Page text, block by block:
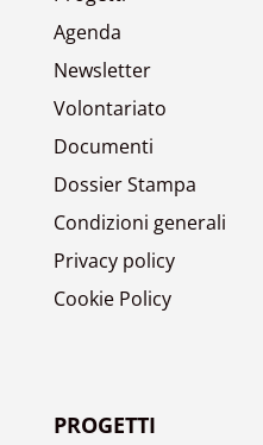
Agenda
Newsletter
Volontariato
Documenti
Dossier Stampa
Condizioni generali
Privacy policy
Cookie Policy
PROGETTI